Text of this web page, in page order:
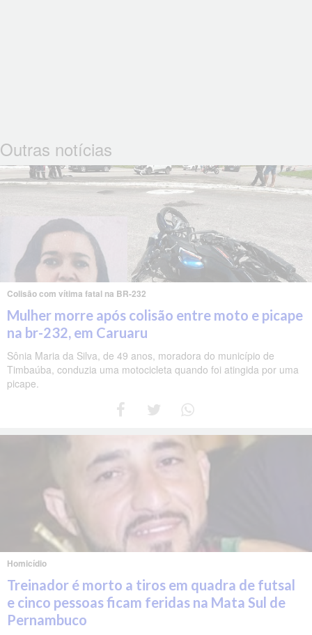
Outras notícias
Colisão com vítima fatal na BR-232
Mulher morre após colisão entre moto e picape
na br-232, em Caruaru
Sônia Maria da Silva, de 49 anos, moradora do município de
Timbaúba, conduzia uma motocicleta quando foi atingida por uma
picape.
Homicídio
Treinador é morto a tiros em quadra de futsal
e cinco pessoas ficam feridas na Mata Sul de
Pernambuco